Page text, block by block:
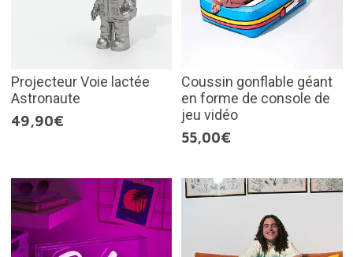
Projecteur Voie lactée
Astronaute
49,90€
Coussin gonflable géant
en forme de console de
jeu vidéo
55,00€